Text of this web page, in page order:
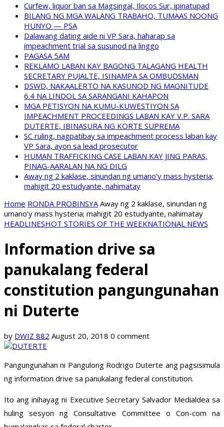
Curfew, liquor ban sa Magsingal, Ilocos Sur, ipinatupad
BILANG NG MGA WALANG TRABAHO, TUMAAS NOONG
HUNYO — PSA
Dalawang dating aide ni VP Sara, haharap sa
impeachment trial sa susunod na linggo
PAGASA 5AM
REKLAMO LABAN KAY BAGONG TALAGANG HEALTH
SECRETARY PUJALTE, ISINAMPA SA OMBUDSMAN
DSWD, NAKAALERTO NA KASUNOD NG MAGNITUDE
6.4 NA LINDOL SA SARANGANI KAHAPON
MGA PETISYON NA KUMU-KUWESTIYON SA
IMPEACHMENT PROCEEDINGS LABAN KAY V.P. SARA
DUTERTE, IBINASURA NG KORTE SUPREMA
SC ruling, nagpatibay sa impeachment process laban kay
VP Sara, ayon sa lead prosecutor
HUMAN TRAFFICKING CASE LABAN KAY JING PARAS,
PINAG-AARALAN NA NG DILG
Away ng 2 kaklase, sinundan ng umano’y mass hysteria;
mahigit 20 estudyante, nahimatay
Home RONDA PROBINSYA Away ng 2 kaklase, sinundan ng
umano’y mass hysteria; mahigit 20 estudyante, nahimatay
HEADLINESHOT STORIES OF THE WEEKNATIONAL NEWS
Information drive sa
panukalang federal
constitution pangungunahan
ni Duterte
by DWIZ 882 August 20, 2018 0 comment
Pangungunahan ni Pangulong Rodrigo Duterte ang pagsisimula
ng information drive sa panukalang federal constitution.
Ito ang inihayag ni Executive Secretary Salvador Medialdea sa
huling sesyon ng Consultative Committee o Con-com na